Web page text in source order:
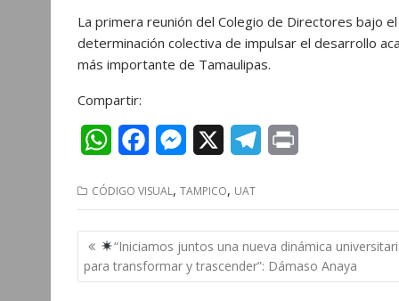
La primera reunión del Colegio de Directores bajo
determinación colectiva de impulsar el desarrollo
más importante de Tamaulipas.
Compartir:
W
a
t
s
c
e
b
s
s
e
e
g
n
t
CÓDIGO VISUAL, TAMPICO, UAT
Navegación
de
entradas
“Iniciamos juntos una nueva dinámica
para transformar y trascender”: Dámaso Anaya